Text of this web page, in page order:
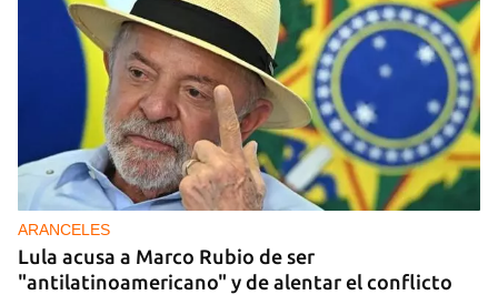
ARANCELES
Lula acusa a Marco Rubio de ser
"antilatinoamericano" y de alentar el conflicto